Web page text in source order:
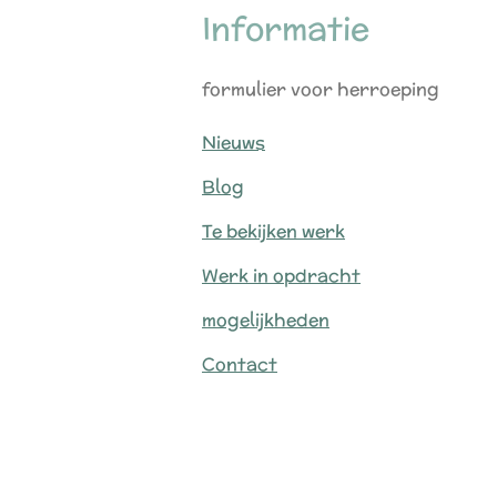
Informatie
formulier voor herroeping
Nieuws
Blog
Te bekijken werk
Werk in opdracht
mogelijkheden
Contact